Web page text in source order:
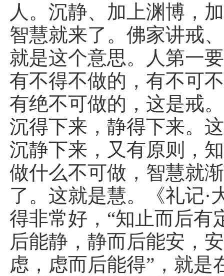
人。沉静、加上渊博，
智慧就来了。佛家讲戒
就是这个意思。人第一
有不得不做的，有不可
有绝不可做的，这是戒
沉得下来，静得下来。
沉静下来，又有原则，
做什么不可做，智慧就
了。这就是慧。《礼记·
得非常好，“知止而后有
后能静，静而后能安，
虑，虑而后能得”，就是